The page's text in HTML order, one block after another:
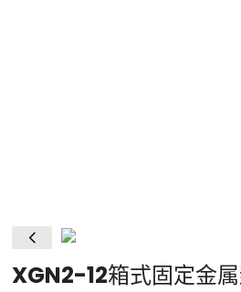
XGN2-12箱式固定金